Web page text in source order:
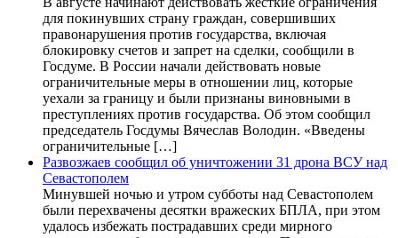
для покинувших страну граждан, совершивших
правонарушения против государства, включая
блокировку счетов и запрет на сделки, сообщили в
Госдуме. В России начали действовать новые
ограничительные меры в отношении лиц, которые
уехали за границу и были признаны виновными в
преступлениях против государства. Об этом сообщил
председатель Госдумы Вячеслав Володин. «Введены
ограничительные […]
Развозжаев сообщил об уничтожении 31 дрона ВСУ над
Севастополем
Минувшей ночью и утром субботы над Севастополем
были перехвачены десятки вражеских БПЛА, при этом
удалось избежать пострадавших среди мирного